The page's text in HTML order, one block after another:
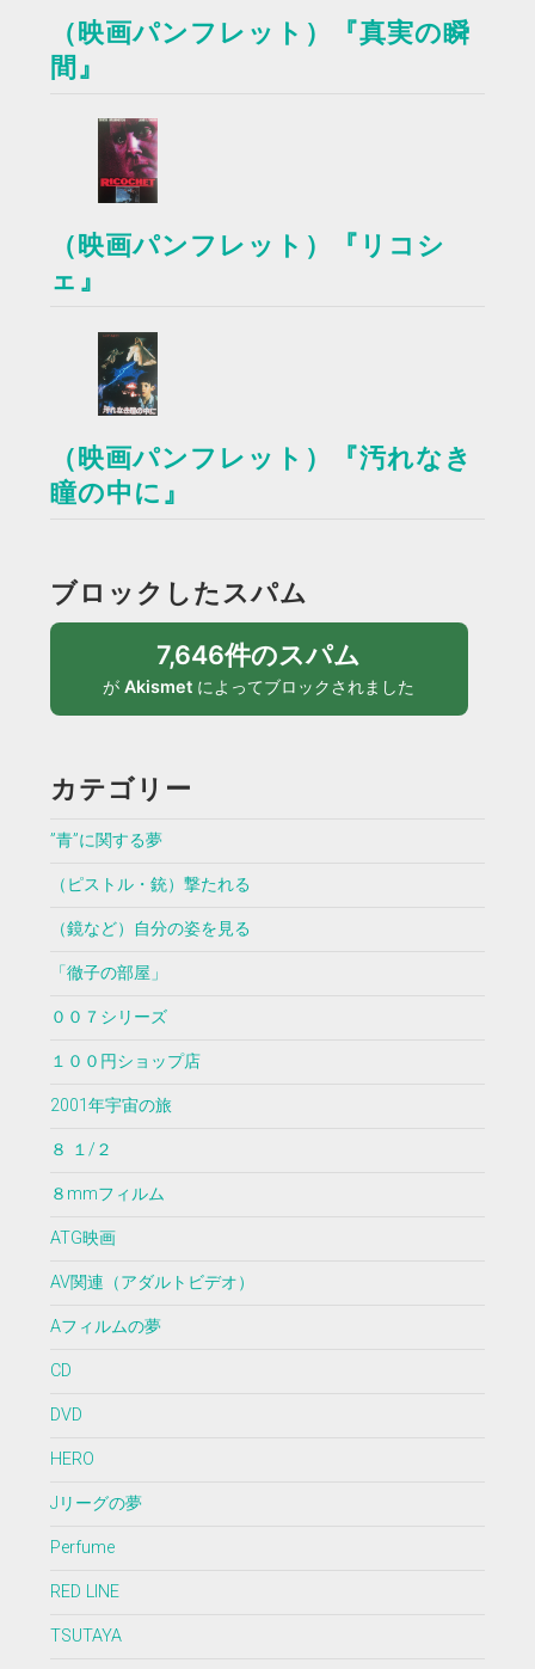
（映画パンフレット）『真実の瞬
間』
（映画パンフレット）『リコシ
ェ』
（映画パンフレット）『汚れなき
瞳の中に』
ブロックしたスパム
7,646件のスパム
がAkismet によってブロックされました
カテゴリー
”青”に関する夢
（ピストル・銃）撃たれる
（鏡など）自分の姿を見る
「徹子の部屋」
００７シリーズ
１００円ショップ店
2001年宇宙の旅
８ １/２
８mmフィルム
ATG映画
AV関連（アダルトビデオ）
Aフィルムの夢
CD
DVD
HERO
Jリーグの夢
Perfume
RED LINE
TSUTAYA